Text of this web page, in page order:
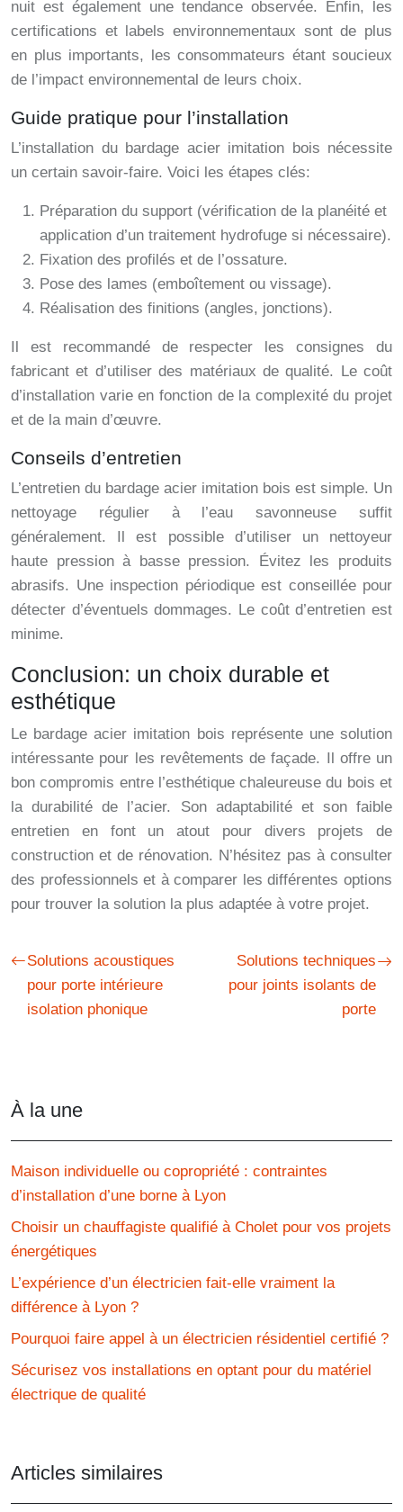
nuit est également une tendance observée. Enfin, les
certifications et labels environnementaux sont de plus
en plus importants, les consommateurs étant soucieux
de l’impact environnemental de leurs choix.
Guide pratique pour l’installation
L’installation du bardage acier imitation bois nécessite
un certain savoir-faire. Voici les étapes clés:
Préparation du support (vérification de la planéité et
application d’un traitement hydrofuge si nécessaire).
Fixation des profilés et de l’ossature.
Pose des lames (emboîtement ou vissage).
Réalisation des finitions (angles, jonctions).
Il est recommandé de respecter les consignes du
fabricant et d’utiliser des matériaux de qualité. Le coût
d’installation varie en fonction de la complexité du projet
et de la main d’œuvre.
Conseils d’entretien
L’entretien du bardage acier imitation bois est simple. Un
nettoyage régulier à l’eau savonneuse suffit
généralement. Il est possible d’utiliser un nettoyeur
haute pression à basse pression. Évitez les produits
abrasifs. Une inspection périodique est conseillée pour
détecter d’éventuels dommages. Le coût d’entretien est
minime.
Conclusion: un choix durable et
esthétique
Le bardage acier imitation bois représente une solution
intéressante pour les revêtements de façade. Il offre un
bon compromis entre l’esthétique chaleureuse du bois et
la durabilité de l’acier. Son adaptabilité et son faible
entretien en font un atout pour divers projets de
construction et de rénovation. N’hésitez pas à consulter
des professionnels et à comparer les différentes options
pour trouver la solution la plus adaptée à votre projet.
Solutions acoustiques
pour porte intérieure
isolation phonique
Solutions techniques
pour joints isolants de
porte
À la une
Maison individuelle ou copropriété : contraintes
d’installation d’une borne à Lyon
Choisir un chauffagiste qualifié à Cholet pour vos projets
énergétiques
L’expérience d’un électricien fait-elle vraiment la
différence à Lyon ?
Pourquoi faire appel à un électricien résidentiel certifié ?
Sécurisez vos installations en optant pour du matériel
électrique de qualité
Articles similaires